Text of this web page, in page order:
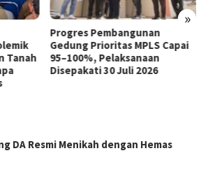
»
Tanah
Progres Pembangunan
Gedung Prioritas MPLS Capai
95–100%, Pelaksanaan
Disepakati 30 Juli 2026
DA Resmi Menikah dengan Hemas